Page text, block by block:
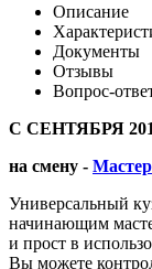
Описание
Документы
Отзывы
Вопрос-
С СЕНТЯБРЯ 2018
на смену -
Универсальный
начинающим
и прост в
Вы можете